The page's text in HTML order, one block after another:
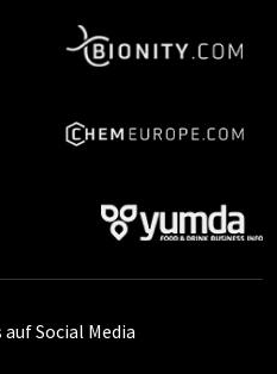
auf Social Media